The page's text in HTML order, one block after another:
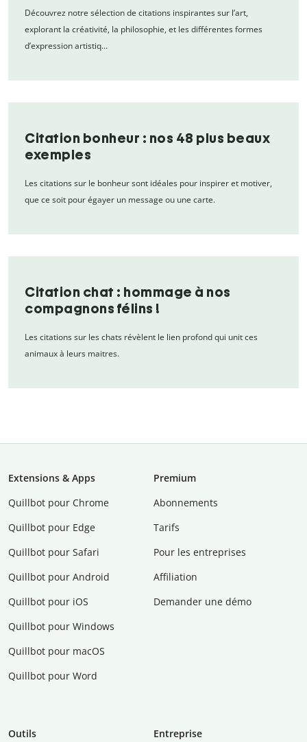
Découvrez notre sélection de citations inspirantes sur l’art,
explorant la créativité, la philosophie, et les différentes formes
d’expression artistiq…
Citation bonheur : nos 48 plus beaux
exemples
Les citations sur le bonheur sont idéales pour inspirer et motiver,
que ce soit pour égayer un message ou une carte.
Citation chat : hommage à nos
compagnons félins !
Les citations sur les chats révèlent le lien profond qui unit ces
animaux à leurs maitres.
Extensions & Apps
Quillbot pour Chrome
Quillbot pour Edge
Quillbot pour Safari
Quillbot pour Android
Quillbot pour iOS
Quillbot pour Windows
Quillbot pour macOS
Quillbot pour Word
Premium
Abonnements
Tarifs
Pour les entreprises
Affiliation
Demander une démo
Outils
Entreprise